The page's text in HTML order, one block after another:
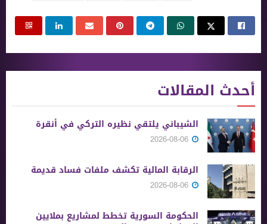
أحدث المقالات
الشيباني يلتقي نظيره التركي في أنقرة
الرقابة المالية تكشف ملفات فساد قديمة
الحكومة السورية تخطط لمشاريع بملايين